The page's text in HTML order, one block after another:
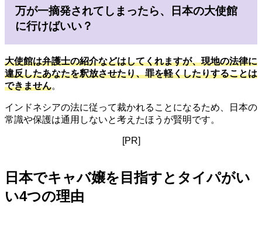
万が一摘発されてしまったら、日本の大使館
に行けばいい？
大使館は弁護士の紹介などはしてくれますが、現地の法律に
違反したあなたを釈放させたり、罪を軽くしたりすることは
できません。
インドネシアの法に従って裁かれることになるため、日本の
常識や保護は通用しないと考えたほうが賢明です。
[PR]
日本でキャバ嬢を目指すとタイパがい
い4つの理由